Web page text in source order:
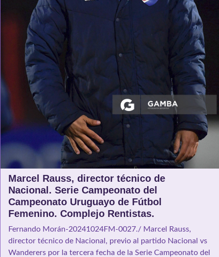
Marcel Rauss, director técnico de
Nacional. Serie Campeonato del
Campeonato Uruguayo de Fútbol
Femenino. Complejo Rentistas.
Fernando Morán-20241024FM-0027./ Marcel Rauss,
director técnico de Nacional, previo al partido Nacional vs
Wanderers por la tercera fecha de la Serie Campeonato del